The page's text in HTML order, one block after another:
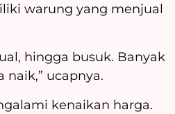
warung yang menjual
hingga busuk. Banyak
ucapnya.
kenaikan harga.